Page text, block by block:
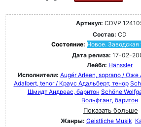
Артикул: CDVP
Состав: CD
Состояние: Новое. Заводская
Дата релиза: 17-02-
Лейбл: Hänssler
Исполнители: Augér Arleen, soprano / Оже
Adalbert, tenor / Краус Адальберт, тенор
Шмидт Андреас, баритон Schöne
Вольфганг, баритон
Показать больше
Жанры: Geistliche Musik